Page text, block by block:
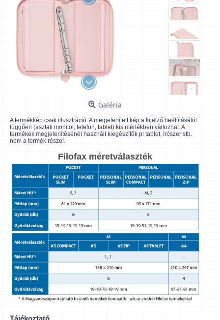
Galéria
A termékkép csak illusztráció. A megjelenített kép a kijelző beállításától
függően (asztali monitor, telefon, tablet) kis mértékben változhat. A
termékek megjelenítésénél használt kiegészítők pl tablet, írószer stb.
nem a termék részei.
Filofax méretválaszték